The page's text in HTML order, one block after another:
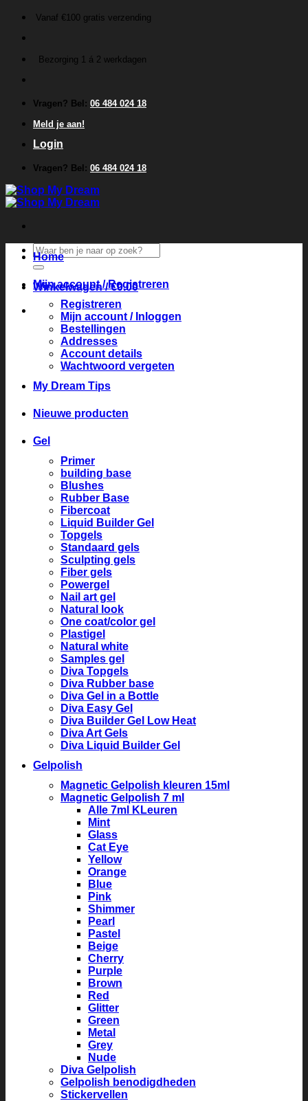
inhoud
Vanaf €100 gratis verzending
Bezorging 1 á 2 werkdagen
Vragen? Bel: 06 484 024 18
Meld je aan!
Login
Vragen? Bel: 06 484 024 18
Zoeken
naar:
Winkelwagen /€0.00
Home
Mijn account / Registreren
Registreren
Mijn account / Inloggen
Bestellingen
Addresses
Account details
Wachtwoord vergeten
My Dream Tips
Nieuwe producten
Gel
Primer
building base
Blushes
Rubber Base
Fibercoat
Liquid Builder Gel
Topgels
Standaard gels
Sculpting gels
Fiber gels
Powergel
Nail art gel
Natural look
One coat/color gel
Plastigel
Natural white
Samples gel
Diva Topgels
Diva Rubber base
Diva Gel in a Bottle
Diva Easy Gel
Diva Builder Gel Low Heat
Diva Art Gels
Diva Liquid Builder Gel
Gelpolish
Magnetic Gelpolish kleuren 15ml
Magnetic Gelpolish 7 ml
Alle 7ml KLeuren
Mint
Glass
Cat Eye
Yellow
Orange
Blue
Pink
Shimmer
Pearl
Pastel
Beige
Cherry
Purple
Brown
Red
Glitter
Green
Metal
Grey
Nude
Diva Gelpolish
Gelpolish benodigdheden
Stickervellen